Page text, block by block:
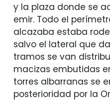
y la plaza donde se
emir. Todo el
alcazaba estaba
salvo el lateral que
tramos se van
macizas embutidas
torres albarranas se
posterioridad por la